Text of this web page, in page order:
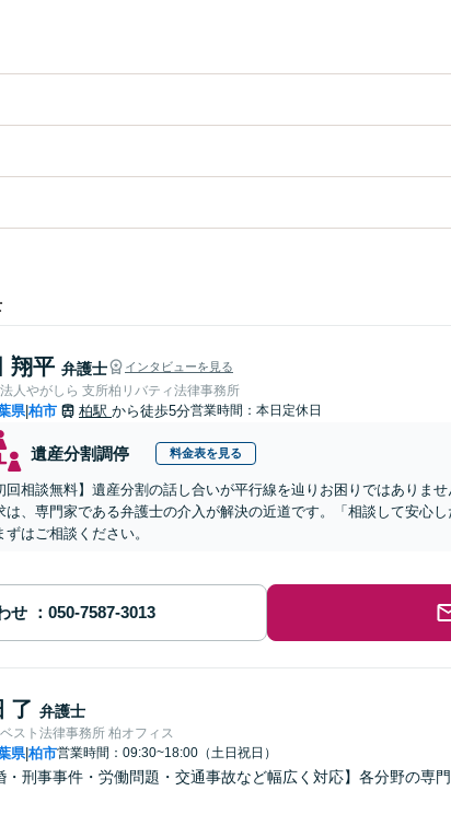
翔平 弁護士 インタビューを見る
人やがしら 支所柏リバティ法律事務所
県|柏市 柏駅 から徒歩5分営業時間：本日定休日
遺産分割調停 料金表を見る
回相談無料】遺産分割の話し合いが平行線を辿りお困りではありま
は、専門家である弁護士の介入が解決の近道です。「相談して安心
ずはご相談ください。
せ
了 弁護士
スト法律事務所 柏オフィス
県|柏市営業時間：09:30~18:00（土日祝日）
・刑事事件・労働問題・交通事故など幅広く対応】各分野の専